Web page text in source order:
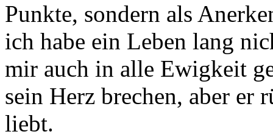
Punkte, sondern als
ich habe ein Leben lang
mir auch in alle Ewigkeit
sein Herz brechen, aber er
liebt.